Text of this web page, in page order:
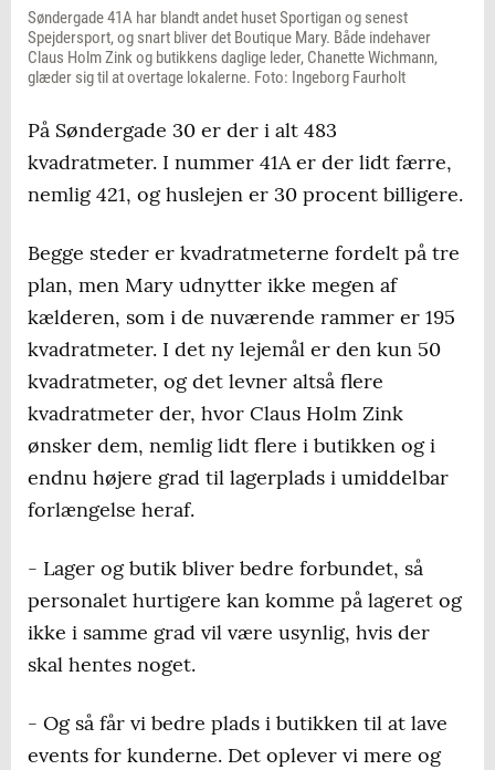
Søndergade 41A har blandt andet huset Sportigan og senest
Spejdersport, og snart bliver det Boutique Mary. Både indehaver
Claus Holm Zink og butikkens daglige leder, Chanette Wichmann,
glæder sig til at overtage lokalerne. Foto: Ingeborg Faurholt
På Søndergade 30 er der i alt 483
kvadratmeter. I nummer 41A er der lidt færre,
nemlig 421, og huslejen er 30 procent billigere.
Begge steder er kvadratmeterne fordelt på tre
plan, men Mary udnytter ikke megen af
kælderen, som i de nuværende rammer er 195
kvadratmeter. I det ny lejemål er den kun 50
kvadratmeter, og det levner altså flere
kvadratmeter der, hvor Claus Holm Zink
ønsker dem, nemlig lidt flere i butikken og i
endnu højere grad til lagerplads i umiddelbar
forlængelse heraf.
- Lager og butik bliver bedre forbundet, så
personalet hurtigere kan komme på lageret og
ikke i samme grad vil være usynlig, hvis der
skal hentes noget.
- Og så får vi bedre plads i butikken til at lave
events for kunderne. Det oplever vi mere og